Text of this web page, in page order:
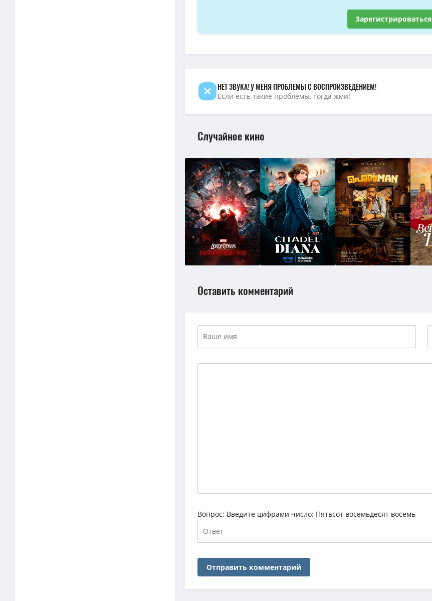
Зарегистрироваться
НЕТ ЗВУКА! У МЕНЯ ПРОБЛЕМЫ С ВОСПРОИЗВЕДЕНИЕМ!
Если есть такие проблемы, тогда жми!
Случайное кино
Оставить комментарий
Вопрос: Введите цифрами число: Пятьсот восемьдесят восемь
Отправить комментарий